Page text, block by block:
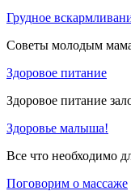
Грудное
Советы молодым
Здоровое питание
Здоровое питание
Здоровье малыша!
Все что необходимо
Поговорим о массаже